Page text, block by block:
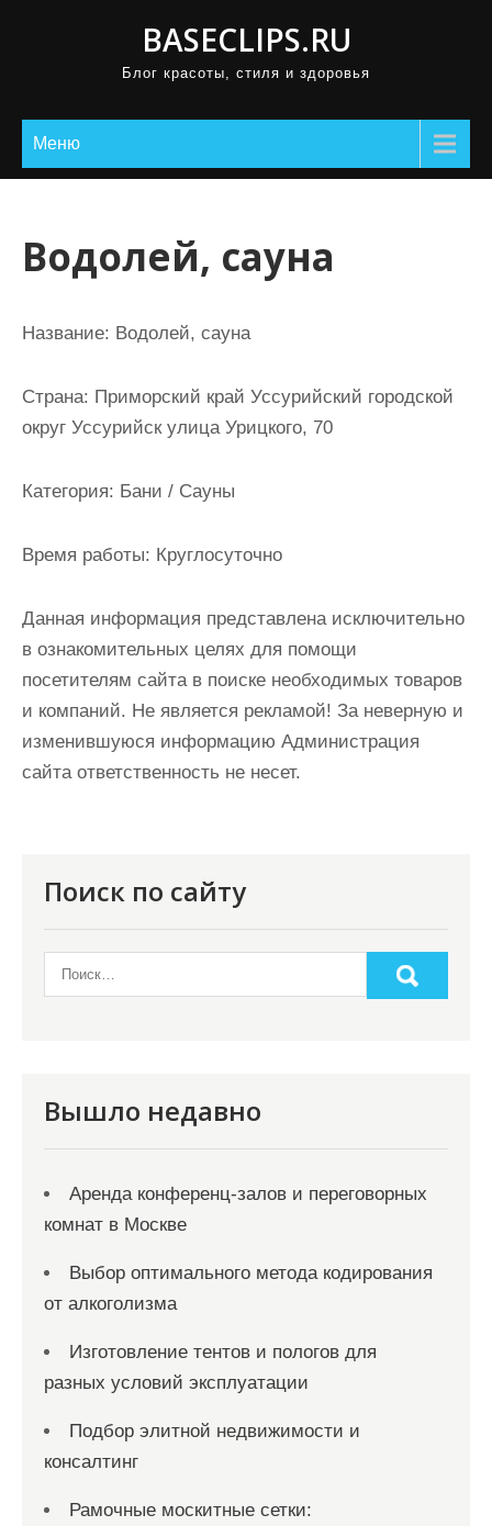
BASECLIPS.RU
Блог красоты, стиля и здоровья
Меню
Водолей, сауна
Название: Водолей, сауна
Страна: Приморский край Уссурийский городской
округ Уссурийск улица Урицкого, 70
Категория: Бани / Сауны
Время работы: Круглосуточно
Данная информация представлена исключительно
в ознакомительных целях для помощи
посетителям сайта в поиске необходимых товаров
и компаний. Не является рекламой! За неверную и
изменившуюся информацию Администрация
сайта ответственность не несет.
Поиск по сайту
Вышло недавно
Аренда конференц-залов и переговорных
комнат в Москве
Выбор оптимального метода кодирования
от алкоголизма
Изготовление тентов и пологов для
разных условий эксплуатации
Подбор элитной недвижимости и
консалтинг
Рамочные москитные сетки: